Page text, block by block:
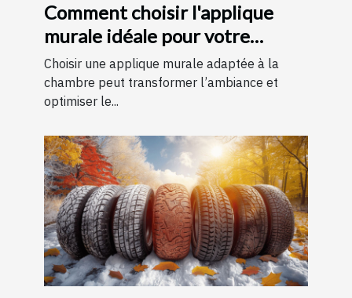
Comment choisir l'applique
murale idéale pour votre
chambre
Choisir une applique murale adaptée à la
chambre peut transformer l’ambiance et
optimiser le...